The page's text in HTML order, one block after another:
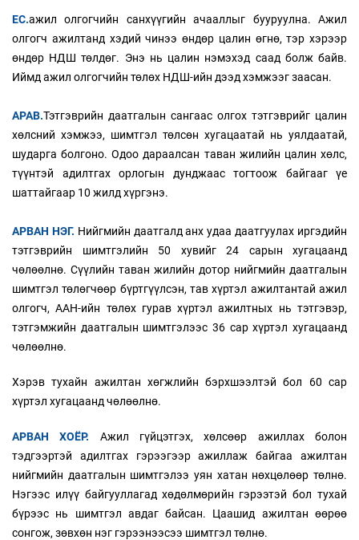
ЕС.ажил олгогчийн санхүүгийн ачааллыг бууруулна. Ажил
олгогч ажилтанд хэдий чинээ өндөр цалин өгнө, тэр хэрээр
өндөр НДШ төлдөг. Энэ нь цалин нэмэхэд саад болж байв.
Иймд ажил олгогчийн төлөх НДШ-ийн дээд хэмжээг заасан.
АРАВ.Тэтгэврийн даатгалын сангаас олгох тэтгэврийг цалин
хөлсний хэмжээ, шимтгэл төлсөн хугацаатай нь уялдаатай,
шударга болгоно. Одоо дараалсан таван жилийн цалин хөлс,
түүнтэй адилтгах орлогын дунджаас тогтоож байгааг үе
шаттайгаар 10 жилд хүргэнэ.
АРВАН НЭГ. Нийгмийн даатгалд анх удаа даатгуулах иргэдийн
тэтгэврийн шимтгэлийн 50 хувийг 24 сарын хугацаанд
чөлөөлнө. Сүүлийн таван жилийн дотор нийгмийн даатгалын
шимтгэл төлөгчөөр бүртгүүлсэн, тав хүртэл ажилтантай ажил
олгогч, ААН-ийн төлөх гурав хүртэл ажилтных нь тэтгэвэр,
тэтгэмжийн даатгалын шимтгэлээс 36 сар хүртэл хугацаанд
чөлөөлнө.
Хэрэв тухайн ажилтан хөгжлийн бэрхшээлтэй бол 60 сар
хүртэл хугацаанд чөлөөлнө.
АРВАН ХОЁР. Ажил гүйцэтгэх, хөлсөөр ажиллах болон
тэдгээртэй адилтгах гэрээгээр ажиллаж байгаа ажилтан
нийгмийн даатгалын шимтгэлээ уян хатан нөхцөлөөр төлнө.
Нэгээс илүү байгууллагад хөдөлмөрийн гэрээтэй бол тухай
бүрээс нь шимтгэл авдаг байсан. Цаашид ажилтан өөрөө
сонгож, зөвхөн нэг гэрээнээсээ шимтгэл төлнө.